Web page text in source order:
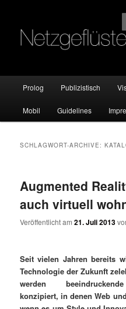
Netzgeflüster
Zum
Inhalt
Zum
sekundären
Prolog Publizistisch
Mobil Guidelines
SCHLAGWORT-ARCHIVE:
Augmented
auch virtuell
Veröffentlicht am21. Juli 2013
Seit vielen Jahren bereits
Technologie der Zukunft
werden
konzipiert, in denen Web